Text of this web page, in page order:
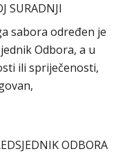
SURADNJI
sabora određen je
Odbora, a u
ili spriječenosti,
ODBORA